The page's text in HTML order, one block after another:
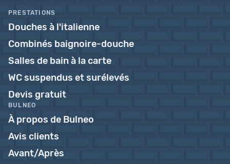
PRESTATIONS
Douches à l'italienne
Combinés baignoire-douche
Salles de bain à la carte
WC suspendus et surélevés
Devis gratuit
BULNEO
À propos de Bulneo
Avis clients
Avant/Après